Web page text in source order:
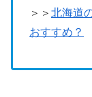
＞＞ 北海道
おすすめ？